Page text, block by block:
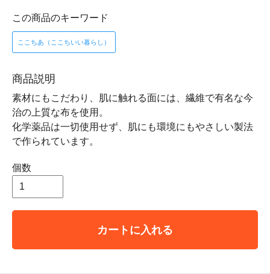
この商品のキーワード
ここちあ（ここちいい暮らし）
商品説明
素材にもこだわり、肌に触れる面には、繊維で有名な今
治の上質な布を使用。
化学薬品は一切使用せず、肌にも環境にもやさしい製法
で作られています。
個数
カートに入れる